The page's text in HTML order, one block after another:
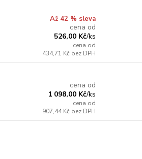
Až 42 % sleva
cena od
526,00 Kč/ks
cena od
434,71 Kč bez DPH
cena od
1 098,00 Kč/ks
cena od
907,44 Kč bez DPH